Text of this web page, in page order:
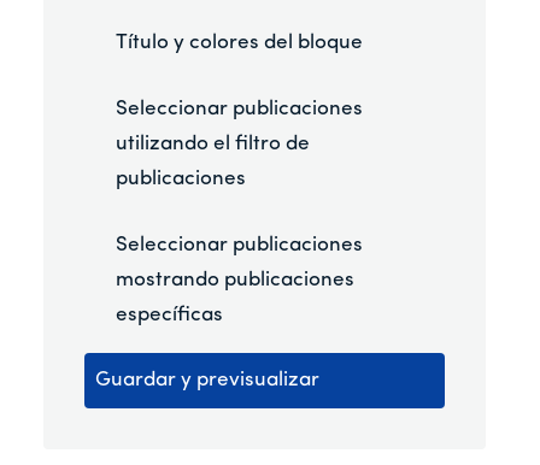
Título y colores del bloque
Seleccionar publicaciones
utilizando el filtro de
publicaciones
Seleccionar publicaciones
mostrando publicaciones
específicas
Guardar y previsualizar